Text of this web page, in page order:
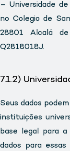
– Universidade
no Colegio de
28801 Alcalá
Q2818018J.
7.1.2)
Seus dados
instituições
base legal para
dados para